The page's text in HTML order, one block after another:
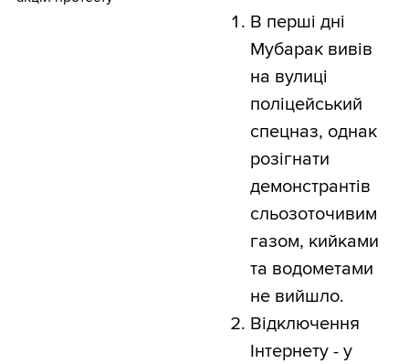
В перші дні
Мубарак вивів
на вулиці
поліцейський
спецназ, однак
розігнати
демонстрантів
сльозоточивим
газом, кийками
та водометами
не вийшло.
Відключення
Інтернету - у